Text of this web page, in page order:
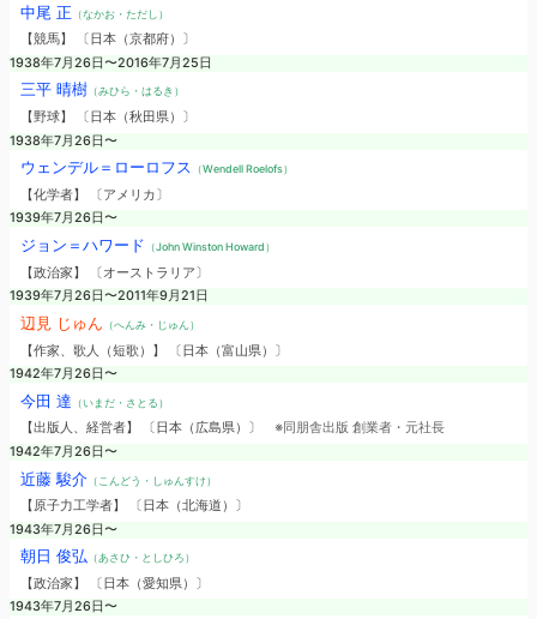
中尾 正 （なかお・ただし）
【競馬】 〔日本（京都府）〕
1938年7月26日〜2016年7月25日
三平 晴樹（みひら・はるき）
【野球】 〔日本（秋田県）〕
1938年7月26日〜
ウェンデル＝ローロフス （Wendell Roelofs）
【化学者】 〔アメリカ〕
1939年7月26日〜
ジョン＝ハワード （John Winston Howard）
【政治家】 〔オーストラリア〕
1939年7月26日〜2011年9月21日
辺見 じゅん （へんみ・じゅん）
【作家、歌人（短歌）】 〔日本（富山県）〕
1942年7月26日〜
今田 達 （いまだ・さとる）
【出版人、経営者】 〔日本（広島県）〕 ※同朋舎出版 創業者・元社長
1942年7月26日〜
近藤 駿介（こんどう・しゅんすけ）
【原子力工学者】 〔日本（北海道）〕
1943年7月26日〜
朝日 俊弘（あさひ・としひろ）
【政治家】 〔日本（愛知県）〕
1943年7月26日〜